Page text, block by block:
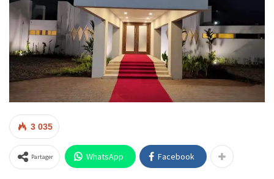
3 035
Partager WhatsApp Facebook